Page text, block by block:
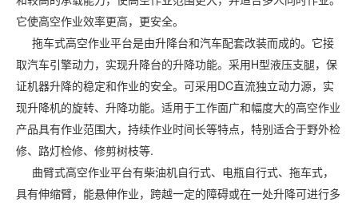
它使高空作业效率更高，更安全。
拖车式高空作业平台是由升降台和汽车配套改装而成的。它接
取汽车引擎动力，实现升降台的升降功能。采用H型液压支腿，保
证机器升降的稳定和作业的安全。可采用DC直流独立动力源，实
现升降机的旋转、升降功能。适用于工作面广和幅度大的高空作业
产品具有作业范围大，持续作业时间长等特点，特别适合于野外检
修、路灯检修、修剪树枝等.
曲臂式高空作业平台有柴油机自行式、电瓶自行式、拖车式，
具有伸缩臂，能悬伸作业，跨越一定的障碍或在一处升降可进行多